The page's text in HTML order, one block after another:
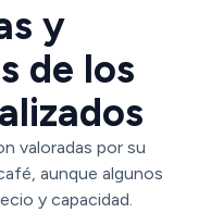
y
de los
valoradas por su
aunque algunos
y capacidad.